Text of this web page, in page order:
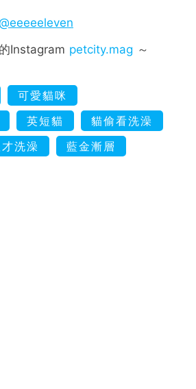
Instagram petcity.mag ～
可愛貓咪
英短貓
貓偷看洗澡
洗澡 藍金漸層